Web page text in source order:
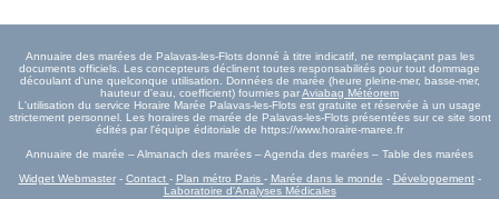
Annuaire des marées de Palavas-les-Flots donné à titre indicatif, ne remplaçant pas les
documents officiels. Les concepteurs déclinent toutes responsabilités pour tout dommage
découlant d'une quelconque utilisation. Données de marée (heure pleine-mer, basse-mer,
hauteur d'eau, coefficient) fournies parAviabag Météorem
L'utilisation du service Horaire Marée Palavas-les-Flots est gratuite et réservée à un usage
strictement personnel. Les horaires de marée de Palavas-les-Flots présentées sur ce site sont
édités par l'équipe éditoriale de https://www.horaire-maree.fr
Annuaire de marée – Almanach des marées – Agenda des marées – Table des marées
Widget Webmaster- Contact - Plan métro Paris - Marée dans le monde - Développement-
Laboratoire d'Analyses Médicales